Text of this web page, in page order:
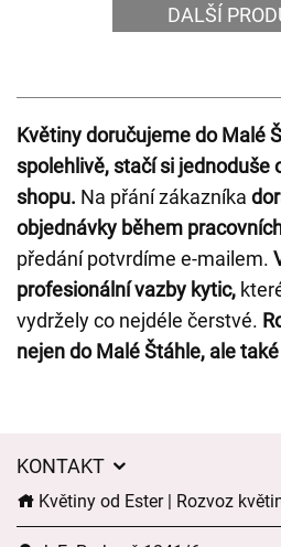
DALŠÍ
Květiny doručujeme do Malé
spolehlivě, stačí si jednoduše
shopu. Na přání zákazníka
objednávky během
předání potvrdíme e-mailem.
profesionální vazby kytic,
vydržely co nejdéle čerstvé.
nejen do Malé Štáhle, ale
KONTAKT
Květiny od Ester | Rozvoz